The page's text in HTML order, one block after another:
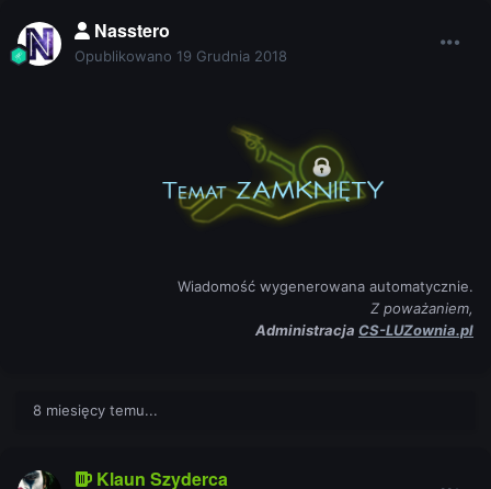
Nasstero
Opublikowano 19 Grudnia 2018
Wiadomość wygenerowana automatycznie.
Z poważaniem,
Administracja CS-LUZownia.pl
8 miesięcy temu...
Klaun Szyderca